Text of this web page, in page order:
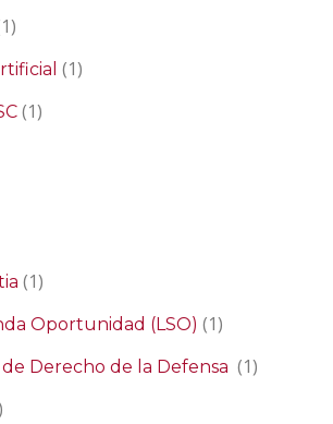
(1)
(1)
(1)
Oportunidad (LSO) (1)
Derecho de la Defensa (1)